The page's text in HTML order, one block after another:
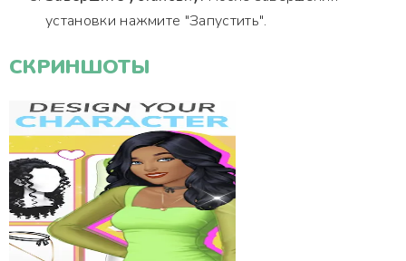
установки нажмите "Запустить".
СКРИНШОТЫ